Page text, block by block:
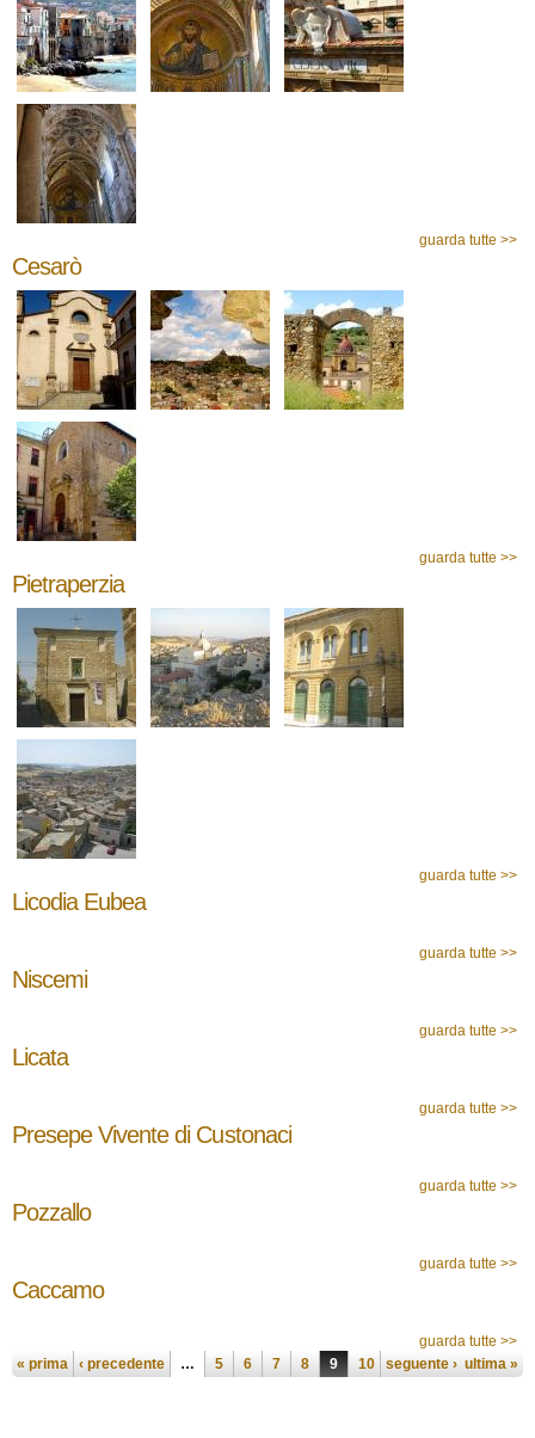
guarda tutte >>
Cesarò
guarda tutte >>
Pietraperzia
guarda tutte >>
Licodia Eubea
guarda tutte >>
Niscemi
guarda tutte >>
Licata
guarda tutte >>
Presepe Vivente di Custonaci
guarda tutte >>
Pozzallo
guarda tutte >>
Caccamo
guarda tutte >>
Pagine
« prima ‹ precedente … 5 6 7 8 9 10 11 12 13
seguente › ultima »